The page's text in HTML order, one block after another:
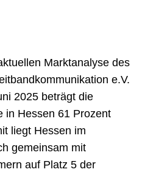
Marktanalyse des
e.V.
2025 beträgt die
in Hessen 61 Prozent
liegt Hessen im
gemeinsam mit
auf Platz 5 der